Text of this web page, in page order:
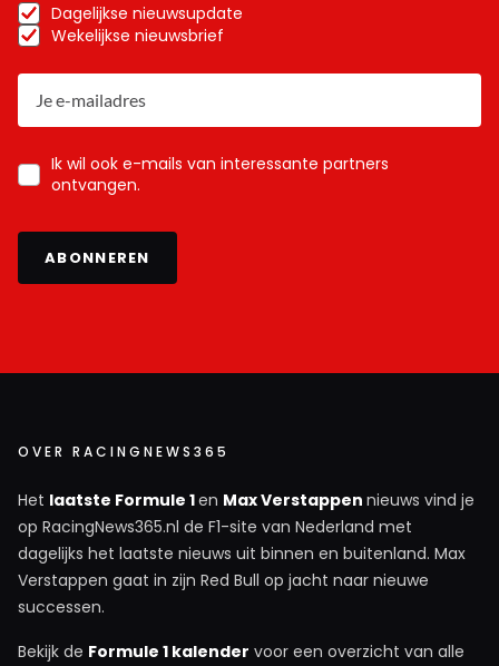
Dagelijkse nieuwsupdate
Wekelijkse nieuwsbrief
Ik wil ook e-mails van interessante partners
ontvangen.
ABONNEREN
OVER RACINGNEWS365
Het laatste Formule 1en Max Verstappen nieuws vind je
op RacingNews365.nl de F1-site van Nederland met
dagelijks het laatste nieuws uit binnen en buitenland. Max
Verstappen gaat in zijn Red Bull op jacht naar nieuwe
successen.
Bekijk de Formule 1 kalender voor een overzicht van alle